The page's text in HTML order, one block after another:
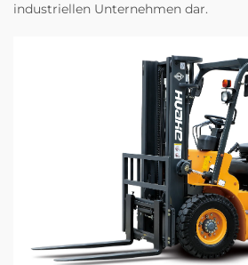
industriellen Unternehmen dar.